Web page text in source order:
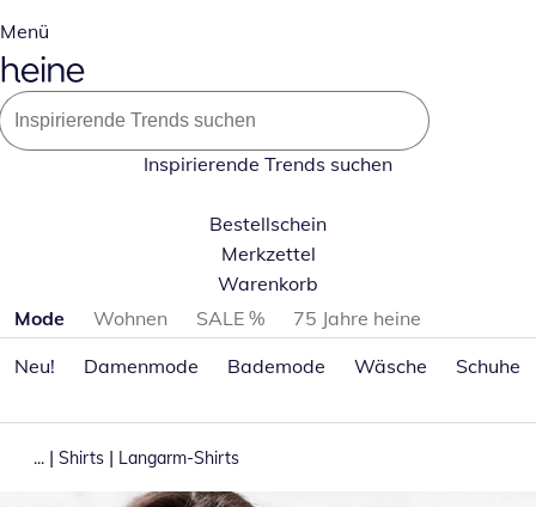
Menü
Inspirierende Trends suchen
Bestellschein
Merkzettel
Warenkorb
Produktkategorien überspringen
Mode Wohnen SALE %
75 Jahre heine
Neu!
Damenmode Bademode Wäsche Schuhe
... | Shirts | Langarm-Shirts